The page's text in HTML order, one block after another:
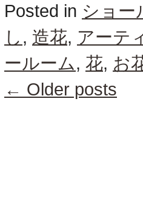
Posted in ショー
し , 造花, アーテ
ールーム, 花, お
← Older posts